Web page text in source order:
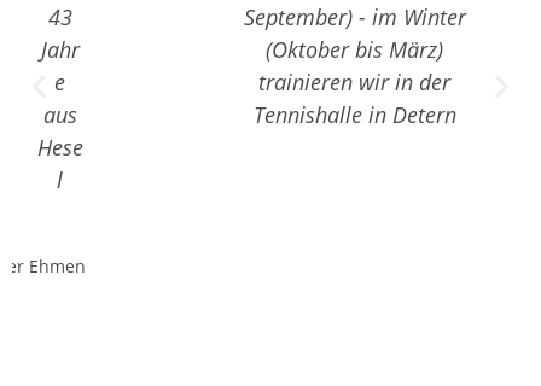
43
Jahr
e
aus
Hese
l
September) - im Winter
(Oktober bis März)
trainieren wir in der
Tennishalle in Detern